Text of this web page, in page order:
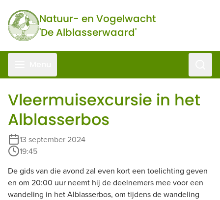
Natuur- en Vogelwacht
'De Alblasserwaard'
Vleermuisexcursie in het
Alblasserbos
13 september 2024
19:45
De gids van die avond zal even kort een toelichting geven
en om 20:00 uur neemt hij de deelnemers mee voor een
wandeling in het Alblasserbos, om tijdens de wandeling